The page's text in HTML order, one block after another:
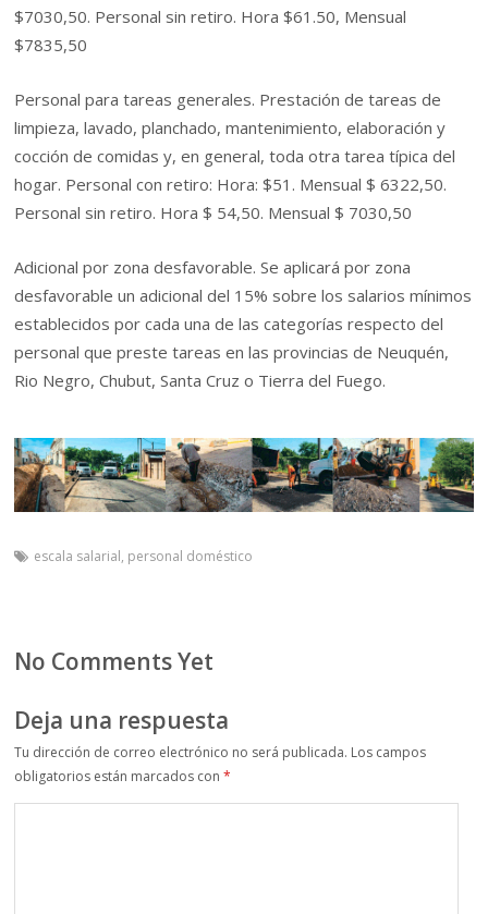
$7030,50. Personal sin retiro. Hora $61.50, Mensual
$7835,50
Personal para tareas generales. Prestación de tareas de
limpieza, lavado, planchado, mantenimiento, elaboración y
cocción de comidas y, en general, toda otra tarea típica del
hogar. Personal con retiro: Hora: $51. Mensual $ 6322,50.
Personal sin retiro. Hora $ 54,50. Mensual $ 7030,50
Adicional por zona desfavorable. Se aplicará por zona
desfavorable un adicional del 15% sobre los salarios mínimos
establecidos por cada una de las categorías respecto del
personal que preste tareas en las provincias de Neuquén,
Rio Negro, Chubut, Santa Cruz o Tierra del Fuego.
escala salarial, personal doméstico
No Comments Yet
Deja una respuesta
Tu dirección de correo electrónico no será publicada. Los campos
obligatorios están marcados con*